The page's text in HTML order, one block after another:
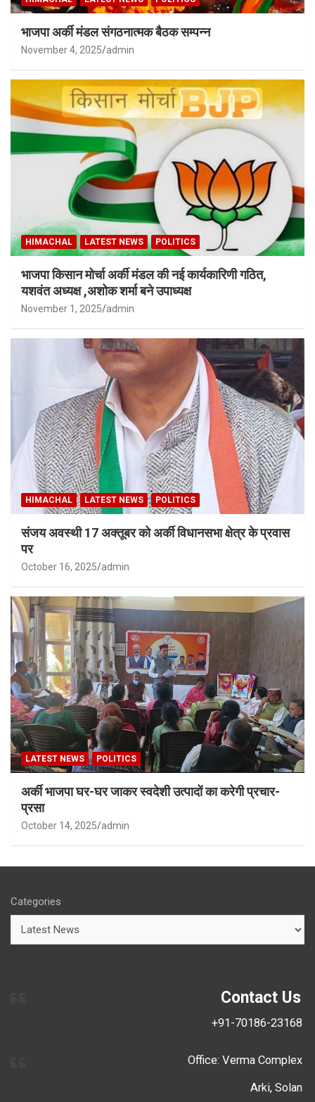
भाजपा अर्की मंडल संगठनात्मक बैठक सम्पन्न
November 4, 2025 admin
HIMACHAL LATEST NEWS POLITICS
भाजपा किसान मोर्चा अर्की मंडल की नई कार्यकारिणी गठित,
यशवंत अध्यक्ष ,अशोक शर्मा बने उपाध्यक्ष
November 1, 2025 admin
HIMACHAL LATEST NEWS POLITICS
संजय अवस्थी 17 अक्तूबर को अर्की विधानसभा क्षेत्र के प्रवास
पर
October 16, 2025 admin
LATEST NEWS POLITICS
अर्की भाजपा घर-घर जाकर स्वदेशी उत्पादों का करेगी प्रचार-
प्रसा
October 14, 2025 admin
Categories
Contact Us
+91-70186-23168
Office: Verma Complex
Arki, Solan